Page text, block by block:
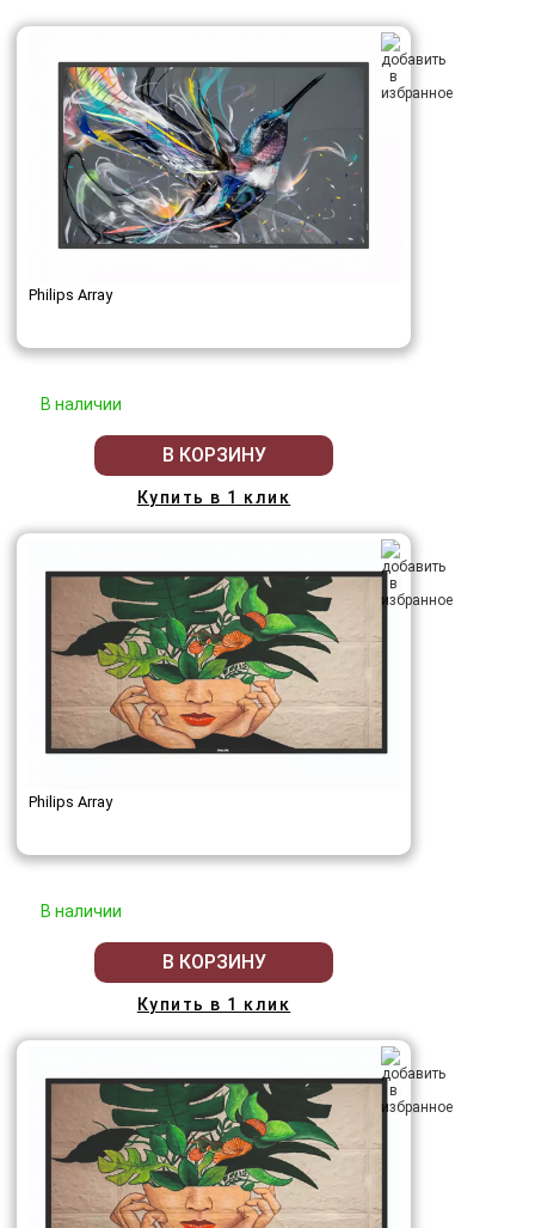
Philips Array
В наличии
В КОРЗИНУ
Купить в 1 клик
Philips Array
В наличии
В КОРЗИНУ
Купить в 1 клик